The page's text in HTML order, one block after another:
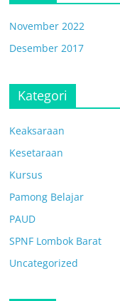
November 2022
Desember 2017
Kategori
Keaksaraan
Kesetaraan
Kursus
Pamong Belajar
PAUD
SPNF Lombok Barat
Uncategorized